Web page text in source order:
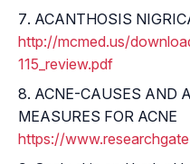
ACANTHOSIS
http://mcmed.us/
115_review.pdf
ACNE-CAUSES AND
MEASURES FOR ACNE
https://